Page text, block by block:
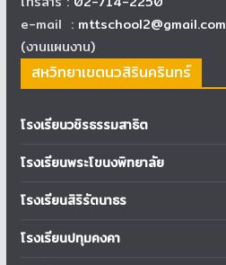
e-mail : mttschool2@gmail.com
(งานแผนงาน)
สหวิทยาเขตนวสิรินครินทร์
โรงเรียนวชิรธรรมสาธิต
โรงเรียนพระโขนงพิทยาลัย
โรงเรียนสิริรัตนาธร
โรงเรียนปทุมคงคา